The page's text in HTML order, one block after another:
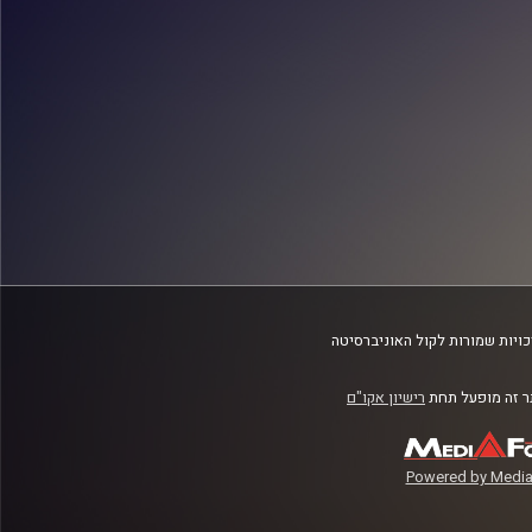
שמורות לקול האוניברסיטה
זה מופעל תחת רישיון אקו"ם
Powered by